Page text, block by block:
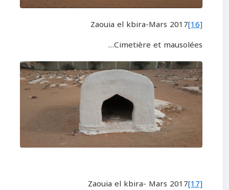
Zaouia el kbira-Mars 2017[16]
Cimetière et mausolées…
Zaouia el kbira- Mars 2017[17]